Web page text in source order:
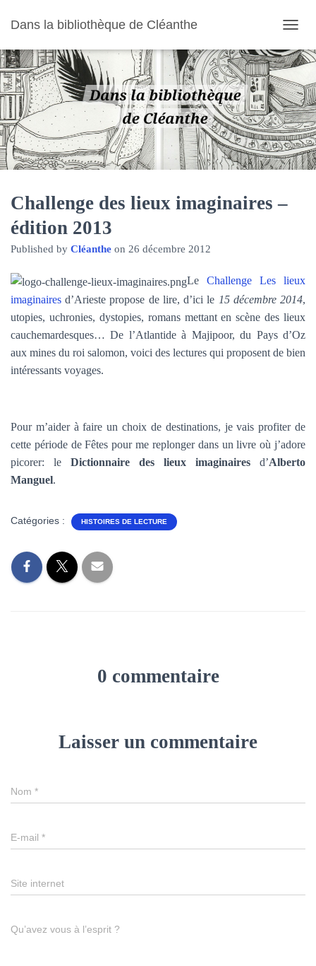
Dans la bibliothèque de Cléanthe
U
V
I
R
/
F
E
R
M
I
A
T
I
N
Challenge des lieux imaginaires –
édition 2013
Published by Cléanthe on 26 décembre 2012
Le Challenge Les lieux
imaginaires d’Arieste propose de lire, d’ici le 15 décembre 2014,
utopies, uchronies, dystopies, romans mettant en scène des lieux
cauchemardesques… De l’Atlantide à Majipoor, du Pays d’Oz
aux mines du roi salomon, voici des lectures qui proposent de bien
intéressants voyages.
Pour m’aider à faire un choix de destinations, je vais profiter de
cette période de Fêtes pour me replonger dans un livre où j’adore
picorer: le Dictionnaire des lieux imaginaires d’Alberto
Manguel.
Catégories : HISTOIRES DE LECTURE
0 commentaire
Laisser un commentaire
Nom *
E-mail *
Site internet
Qu’avez vous à l’esprit ?